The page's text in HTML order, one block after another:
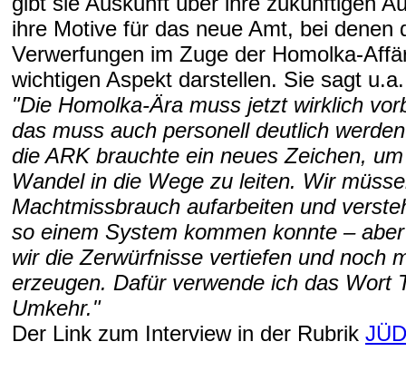
ihre Motive für das neue Amt, bei denen
Verwerfungen im Zuge der Homolka-
wichtigen Aspekt darstellen. Sie sagt
"Die Homolka-Ära muss jetzt wirklich
das muss auch personell deutlich
die ARK brauchte ein neues Zeichen,
Wandel in die Wege zu leiten. Wir
Machtmissbrauch aufarbeiten und
so einem System kommen konnte –
wir die Zerwürfnisse vertiefen und noch
erzeugen. Dafür verwende ich das Wort
Umkehr."
Der Link zum Interview in der Rubrik